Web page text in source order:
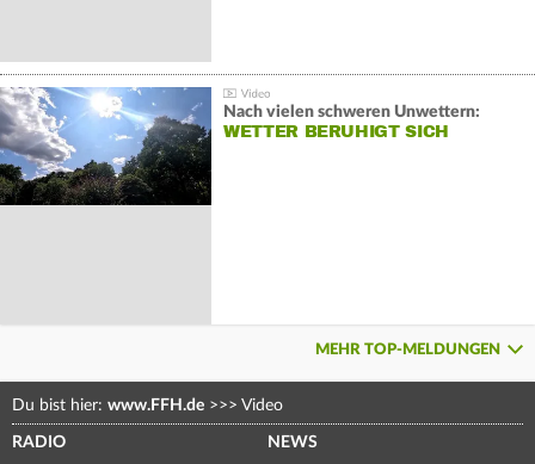
Nach vielen schweren Unwettern:
WETTER BERUHIGT SICH
MEHR TOP-MELDUNGEN
Du bist hier: www.FFH.de >>> Video
RADIO NEWS